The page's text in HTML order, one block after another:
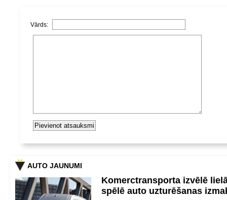
Vārds:
AUTO JAUNUMI
Komerctransporta izvēlē
spēlē auto uzturēšanas